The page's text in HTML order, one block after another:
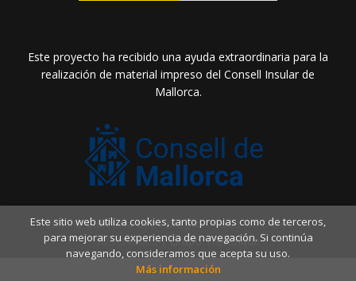
Este proyecto ha recibido una ayuda extraordinaria para la
realización de material impreso del Consell Insular de
Mallorca.
2026 ©Llibreria Drac Màgic. Todos los Derechos
Reservados |Grupo Trevenque
Este sitio web utiliza cookies, tanto propias como de terceros,
para mejorar su experiencia de navegación. Si continúa
navegando, consideramos que acepta su uso.
Más información